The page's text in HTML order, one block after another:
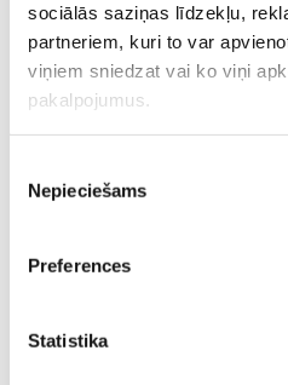
sociālās saziņas līdzekļu,
partneriem, kuri to var
viņiem sniedzat vai ko viņi
pakalpojumus.
izvēle
Nepieciešams
Preferences
Statistika
ATLIKUMS
ARTIKULS
RAŽOTĀJA KODS
APRAKSTS